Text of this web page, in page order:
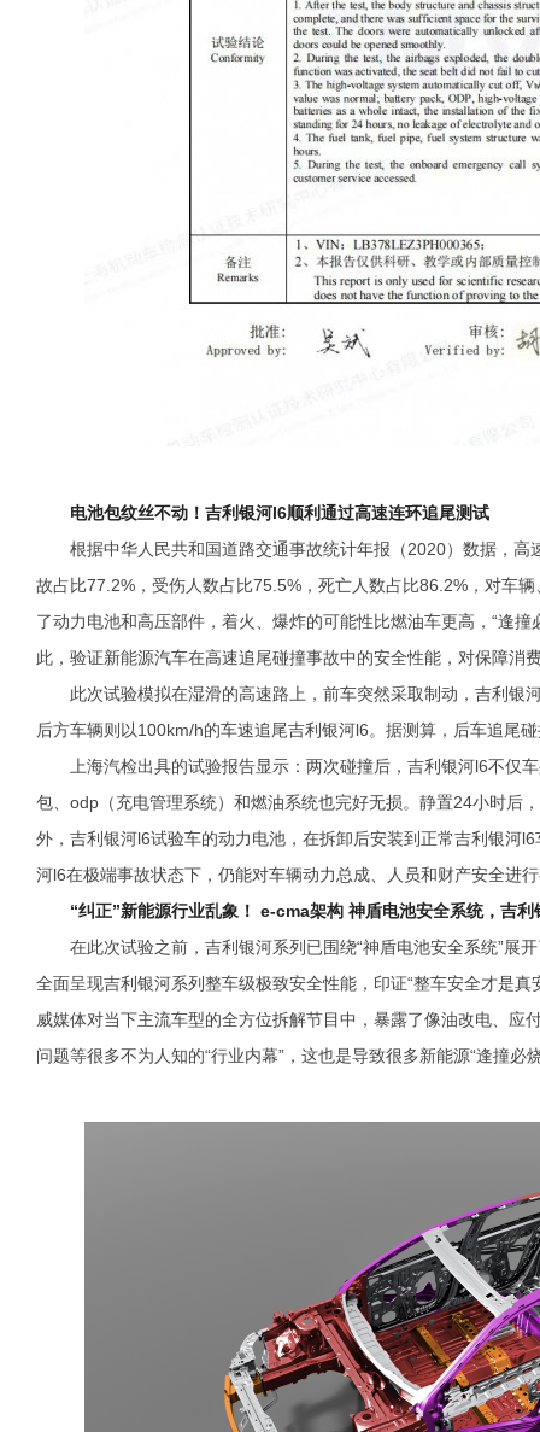
电池包纹丝不动！吉利银河l6顺利通过高速连环追尾测试
根据中华人民共和国道路交通事故统计年报（2020）数据，
故占比77.2%，受伤人数占比75.5%，死亡人数占比86.2%，对车
了动力电池和高压部件，着火、爆炸的可能性比燃油车更高，“逢
此，验证新能源汽车在高速追尾碰撞事故中的安全性能，对保障消
此次试验模拟在湿滑的高速路上，前车突然采取制动，吉利银
后方车辆则以100km/h的车速追尾吉利银河l6。据测算，后车追尾
上海汽检出具的试验报告显示：两次碰撞后，吉利银河l6不仅
包、odp（充电管理系统）和燃油系统也完好无损。静置24小时后
外，吉利银河l6试验车的动力电池，在拆卸后安装到正常吉利银河
河l6在极端事故状态下，仍能对车辆动力总成、人员和财产安全进
“纠正”新能源行业乱象！ e-cma架构 神盾电池安全系统，吉
在此次试验之前，吉利银河系列已围绕“神盾电池安全系统”展
全面呈现吉利银河系列整车级极致安全性能，印证“整车安全才是
威媒体对当下主流车型的全方位拆解节目中，暴露了像油改电、应
问题等很多不为人知的“行业内幕”，这也是导致很多新能源“逢撞必